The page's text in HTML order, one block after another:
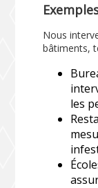
Nous
bâtiments,
les